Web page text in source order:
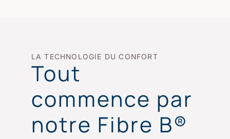
LA TECHNOLOGIE DU CONFORT
Tout
commence par
notre Fibre B®